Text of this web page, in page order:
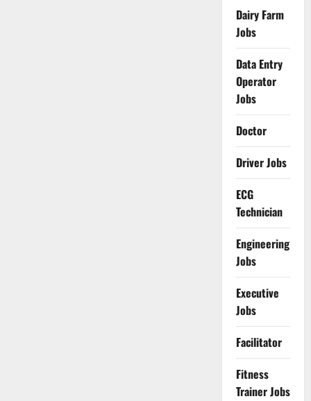
Dairy Farm
Jobs
Data Entry
Operator
Jobs
Doctor
Driver Jobs
ECG
Technician
Engineering
Jobs
Executive
Jobs
Facilitator
Fitness
Trainer Jobs